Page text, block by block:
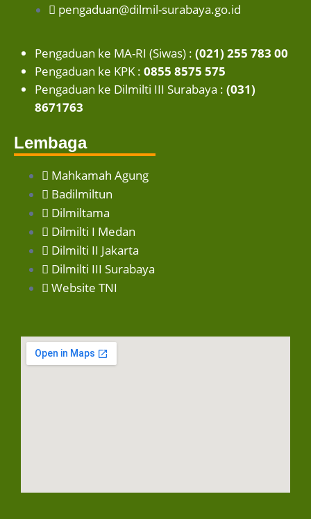
pengaduan@dilmil-surabaya.go.id
Pengaduan ke MA-RI (Siwas) : (021) 255 783 00
Pengaduan ke KPK : 0855 8575 575
Pengaduan ke Dilmilti III Surabaya : (031)
8671763
Lembaga
Mahkamah Agung
Badilmiltun
Dilmiltama
Dilmilti I Medan
Dilmilti II Jakarta
Dilmilti III Surabaya
Website TNI